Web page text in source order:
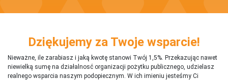
Dziękujemy za Twoje wsparcie!
Nieważne, ile zarabiasz i jaką kwotę stanowi Twój 1,5%. Przekazując nawet
niewielką sumę na działalnosć organizacji pożytku publicznego, udzielasz
realnego wsparcia naszym podopiecznym. W ich imieniu jesteśmy Ci